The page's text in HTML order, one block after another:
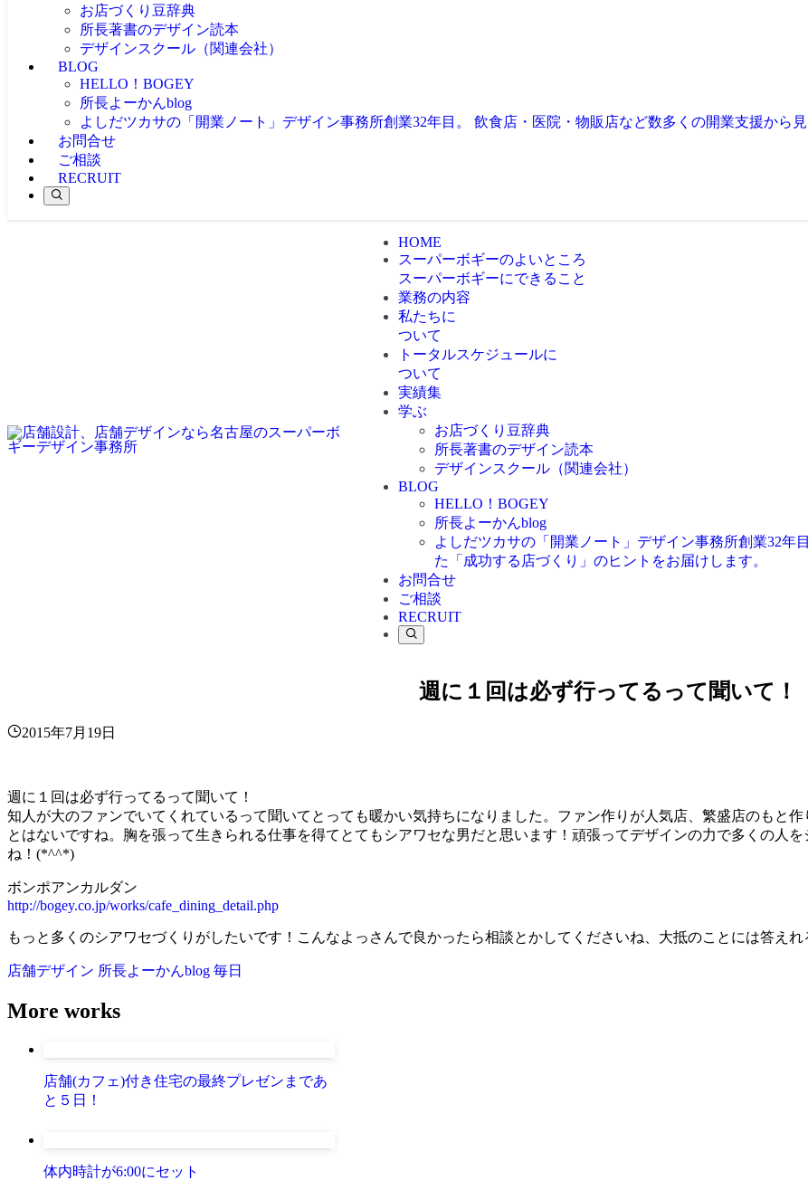
お店づくり豆辞典
所長著書のデザイン読本
デザインスクール（関連会社）
BLOG
HELLO！BOGEY
所長よーかんblog
よしだツカサの「開業ノート」 デザイン事務所創業32年目。 飲食店・医院・物販店など数多くの開業支援から
お問合せ
ご相談
RECRUIT
HOME
スーパーボギーのよいところ
スーパーボギーにできること
業務の内容
私たちに
ついて
トータルスケジュールに
ついて
実績集
学ぶ
お店づくり豆辞典
所長著書のデザイン読本
デザインスクール（関連会社）
BLOG
HELLO！BOGEY
所長よーかんblog
よしだツカサの「開業ノート」 デザイン事務所創業32年
た「成功する店づくり」のヒントをお届けします。
お問合せ
ご相談
RECRUIT
週に１回は必ず行ってるって聞いて！
2015年7月19日
週に１回は必ず行ってるって聞いて！
知人が大のファンでいてくれているって聞いてとっても暖かい気持ちになりました。ファン作りが人気店、繁盛店のもと
とはないですね。胸を張って生きられる仕事を得てとてもシアワセな男だと思います！頑張ってデザインの力で多くの人
ね！(*^^*)
ボンポアンカルダン
http://bogey.co.jp/works/cafe_dining_detail.php
もっと多くのシアワセづくりがしたいです！こんなよっさんで良かったら相談とかしてくださいね、大抵のことには答え
店舗デザイン 所長よーかんblog 毎日
More works
店舗(カフェ)付き住宅の最終プレゼンまであ
と５日！
体内時計が6:00にセット